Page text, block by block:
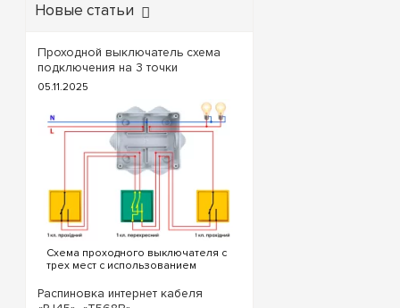
Новые статьи
Проходной выключатель схема
подключения на 3 точки
05.11.2025
Схема проходного выключателя с
трех мест с использованием
выключателя. Для реализации
схемы проходных выключателей с
Распиновка интернет кабеля